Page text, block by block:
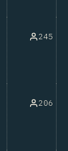
245
206